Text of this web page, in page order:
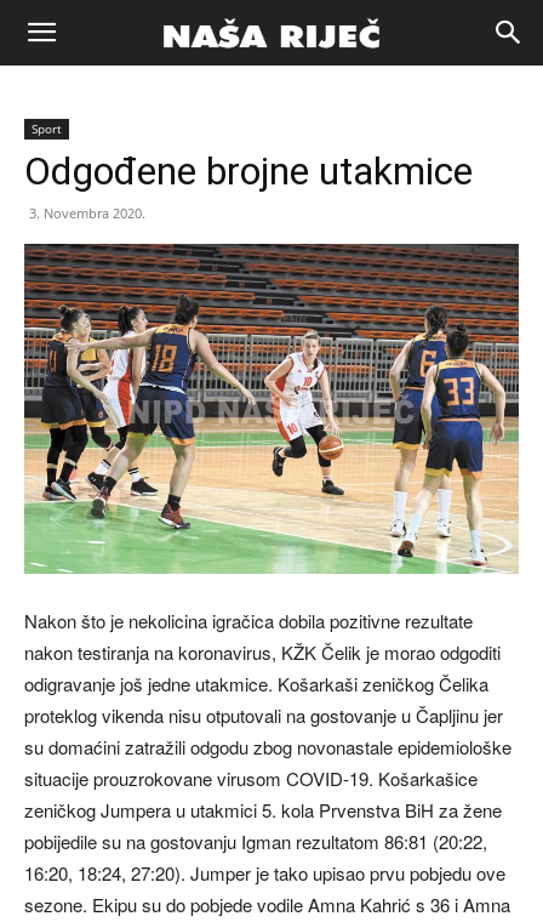
Naša
riječ
Zenica
Sport
Odgođene brojne utakmice
3. Novembra 2020.
Nakon što je nekolicina igračica dobila pozitivne rezultate
nakon testiranja na koronavirus, KŽK Čelik je morao odgoditi
odigravanje još jedne utakmice. Košarkaši zeničkog Čelika
proteklog vikenda nisu otputovali na gostovanje u Čapljinu jer
su domaćini zatražili odgodu zbog novonastale epidemiološke
situacije prouzrokovane virusom COVID-19. Košarkašice
zeničkog Jumpera u utakmici 5. kola Prvenstva BiH za žene
pobijedile su na gostovanju Igman rezultatom 86:81 (20:22,
16:20, 18:24, 27:20). Jumper je tako upisao prvu pobjedu ove
sezone. Ekipu su do pobjede vodile Amna Kahrić s 36 i Amna